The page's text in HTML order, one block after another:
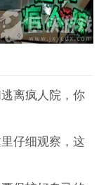
离疯人院，你
仔细观察，这